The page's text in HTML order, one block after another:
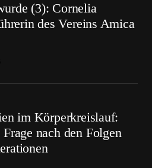
(3): Cornelia
des Vereins Amica
im Körperkreislauf:
nach den Folgen